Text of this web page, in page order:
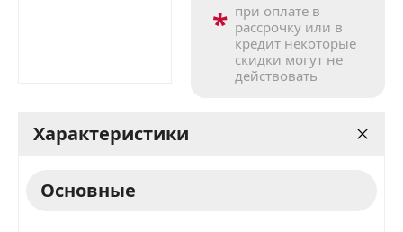
* при оплате в
рассрочку или в
кредит некоторые
скидки могут не
действовать
Характеристики
Основные